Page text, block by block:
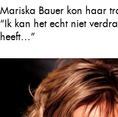
Mariska Bauer kon haar
“Ik kan het echt niet
heeft…”